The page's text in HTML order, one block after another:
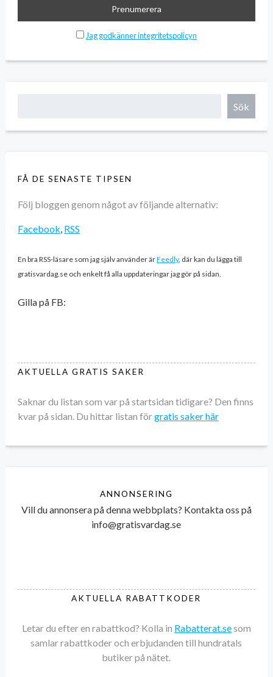
Jag godkänner integritetspolicyn
Sök
FÅ DE SENASTE TIPSEN
Följ bloggen genom något av följande alternativ:
Facebook, RSS
En bra RSS-läsare som jag själv använder ärFeedly, där kan du lägga till
gratisvardag.se och enkelt få alla uppdateringar jag gör på sidan.
Gilla på FB:
AKTUELLA GRATIS SAKER
Saknar du listan som var på startsidan tidigare? Den finns
kvar på sidan. Du hittar listan förgratis saker här
ANNONSERING
Vill du annonsera på denna webbplats? Kontakta oss på
info@gratisvardag.se
AKTUELLA RABATTKODER
Letar du efter en rabattkod? Kolla in Rabatterat.sesom
samlar rabattkoder och erbjudanden till hundratals
butiker på nätet.